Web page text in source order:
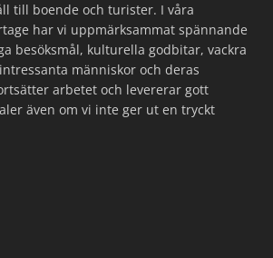
till boende och turister. I våra
har vi uppmärksammat spännande
besöksmål, kulturella godbitar, vackra
människor och deras
arbetet och levererar gott
även om vi inte ger ut en tryckt